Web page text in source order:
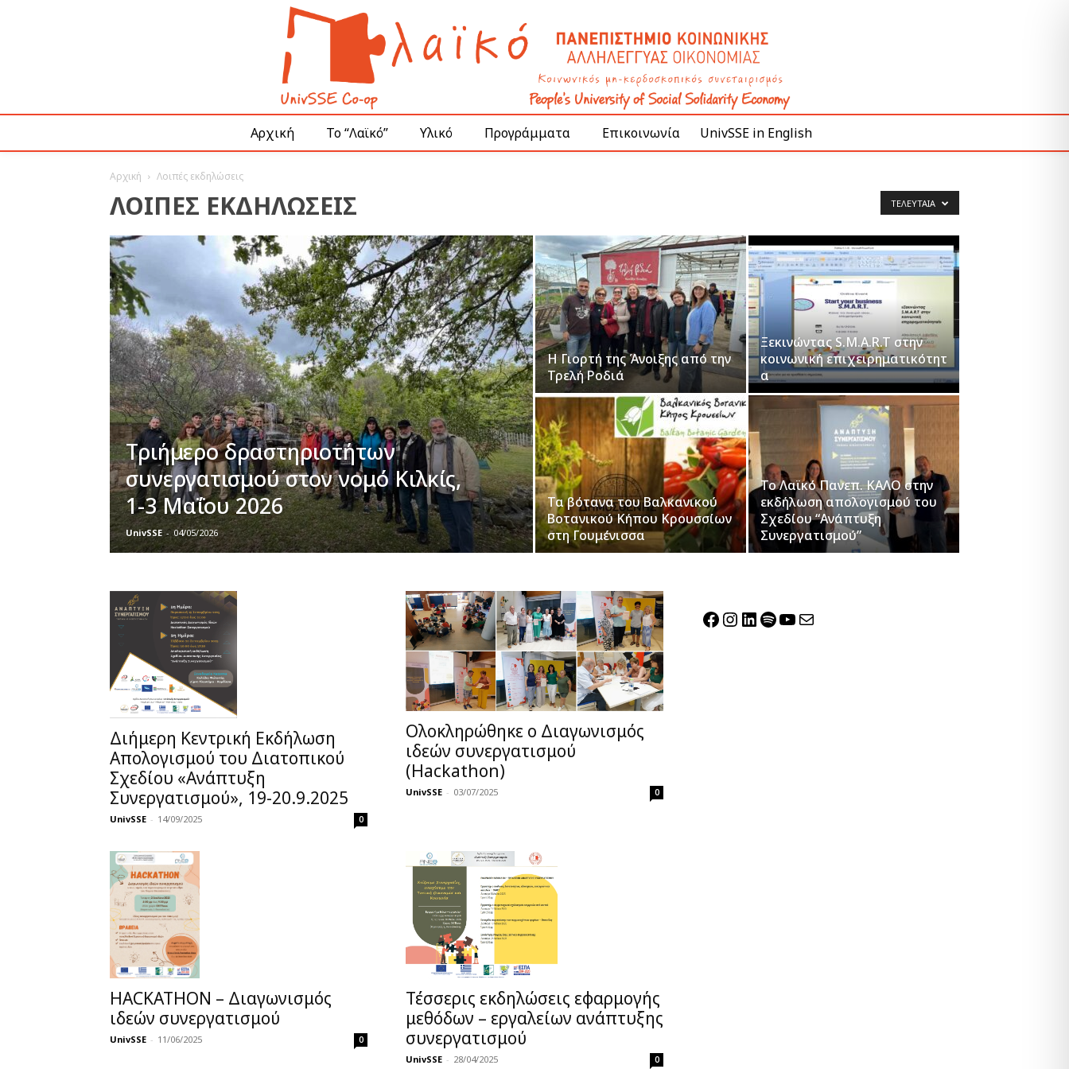
Αρχική Το “Λαϊκό” Υλικό Προγράμματα Επικοινωνία UnivSSE in English
Αρχική Λοιπές εκδηλώσεις
ΛΟΙΠΈΣ ΕΚΔΗΛΏΣΕΙΣ ΤΕΛΕΥΤΑΊΑ
Τριήμερο δραστηριοτήτων
συνεργατισμού στον νομό Κιλκίς,
1-3 Μαΐου 2026
UnivSSE - 04/05/2026
Η Γιορτή της Άνοιξης από την
Τρελή Ροδιά
Ξεκινώντας S.M.A.R.T στην
κοινωνική επιχειρηματικότητ
α
Τα βότανα του Βαλκανικού
Βοτανικού Κήπου Κρουσσίων
στη Γουμένισσα
Το Λαϊκό Πανεπ. ΚΑΛΟ στην
εκδήλωση απολογισμού του
Σχεδίου “Ανάπτυξη
Συνεργατισμού”
Διήμερη Κεντρική Εκδήλωση
Απολογισμού του Διατοπικού
Σχεδίου «Ανάπτυξη
Συνεργατισμού», 19-20.9.2025
UnivSSE - 14/09/2025 0
Ολοκληρώθηκε ο Διαγωνισμός
ιδεών συνεργατισμού
(Hackathon)
UnivSSE - 03/07/2025 0
HACKATHON – Διαγωνισμός
ιδεών συνεργατισμού
UnivSSE - 11/06/2025 0
Τέσσερις εκδηλώσεις εφαρμογής
μεθόδων – εργαλείων ανάπτυξης
συνεργατισμού
UnivSSE - 28/04/2025 0
Facebook
Instagram
Linkedin
Spotify
YouTube
Mail